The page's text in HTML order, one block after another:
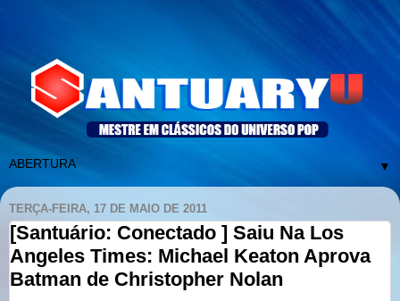
▼
TERÇA-FEIRA, 17 DE MAIO DE 2011
[Santuário: Conectado ] Saiu Na Los
Angeles Times: Michael Keaton Aprova
Batman de Christopher Nolan